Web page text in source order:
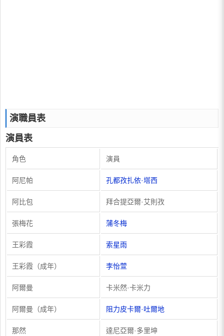
演職員表
演員表
角色 演員
阿尼帕 孔都孜扎依·塔西
阿比包 拜合提亞爾·艾則孜
張梅花 蒲冬梅
王彩霞 索星雨
王彩霞（成年） 李怡萱
阿爾曼 卡米然·卡米力
阿爾曼（成年） 阻力皮卡爾·吐爾地
那然 達尼亞爾·多里坤